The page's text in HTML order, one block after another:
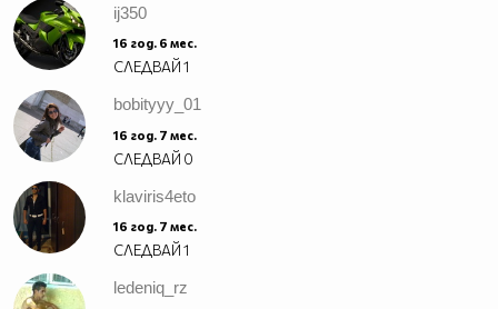
ij350
16 год. 6 мес.
СЛЕДВАЙ1
bobityyy_01
16 год. 7 мес.
СЛЕДВАЙ 0
klaviris4eto
16 год. 7 мес.
СЛЕДВАЙ1
ledeniq_rz